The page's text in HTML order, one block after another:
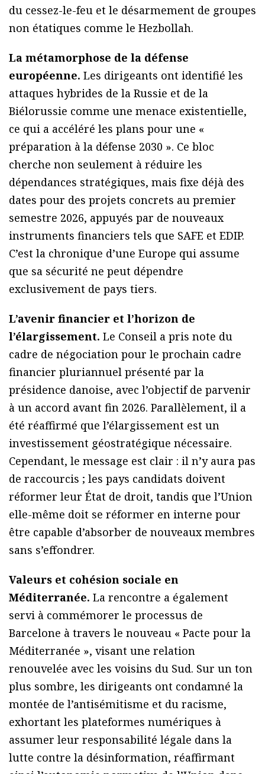
du cessez-le-feu et le désarmement de groupes
non étatiques comme le Hezbollah.
La métamorphose de la défense
européenne. Les dirigeants ont identifié les
attaques hybrides de la Russie et de la
Biélorussie comme une menace existentielle,
ce qui a accéléré les plans pour une «
préparation à la défense 2030 ». Ce bloc
cherche non seulement à réduire les
dépendances stratégiques, mais fixe déjà des
dates pour des projets concrets au premier
semestre 2026, appuyés par de nouveaux
instruments financiers tels que SAFE et EDIP.
C’est la chronique d’une Europe qui assume
que sa sécurité ne peut dépendre
exclusivement de pays tiers.
L’avenir financier et l’horizon de
l’élargissement. Le Conseil a pris note du
cadre de négociation pour le prochain cadre
financier pluriannuel présenté par la
présidence danoise, avec l’objectif de parvenir
à un accord avant fin 2026. Parallèlement, il a
été réaffirmé que l’élargissement est un
investissement géostratégique nécessaire.
Cependant, le message est clair : il n’y aura pas
de raccourcis ; les pays candidats doivent
réformer leur État de droit, tandis que l’Union
elle-même doit se réformer en interne pour
être capable d’absorber de nouveaux membres
sans s’effondrer.
Valeurs et cohésion sociale en
Méditerranée. La rencontre a également
servi à commémorer le processus de
Barcelone à travers le nouveau « Pacte pour la
Méditerranée », visant une relation
renouvelée avec les voisins du Sud. Sur un ton
plus sombre, les dirigeants ont condamné la
montée de l’antisémitisme et du racisme,
exhortant les plateformes numériques à
assumer leur responsabilité légale dans la
lutte contre la désinformation, réaffirmant